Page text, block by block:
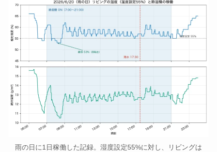
雨の日に1日稼働した記録。湿度設定55%に対し、リビングは